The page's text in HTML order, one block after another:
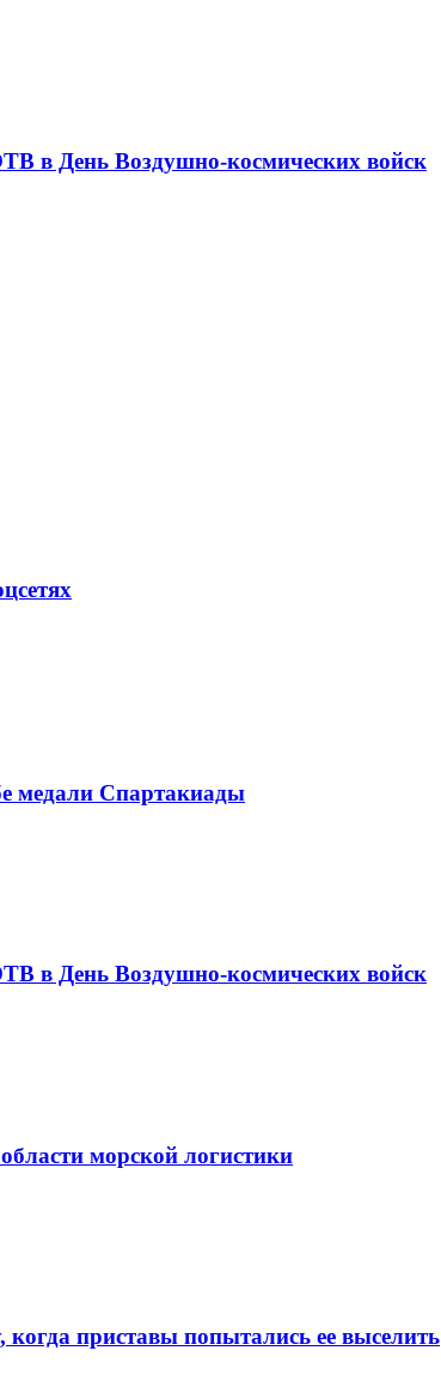
в День Воздушно-космических войск
медали Спартакиады
в День Воздушно-космических войск
морской логистики
приставы попытались ее выселить